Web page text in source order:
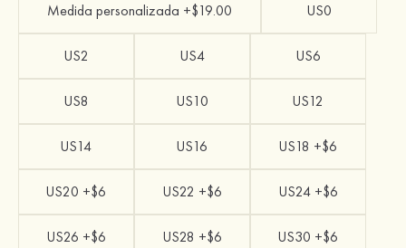
Medida personalizada +$19.00 US0
US2 US4 US6
US8 US10 US12
US14 US16 US18 +$6
US20 +$6 US22 +$6 US24 +$6
US26 +$6 US28 +$6 US30 +$6